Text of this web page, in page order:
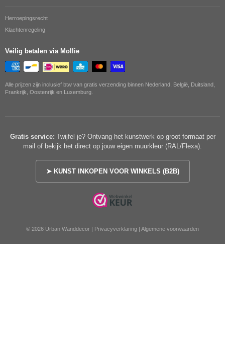
Herroepingsrecht
Klachtenregeling
Veilig betalen via Mollie
Alle prijzen zijn inclusief btw van gratis verzending binnen Nederland, België, Duitsland,
Frankrijk, Oostenrijk en Luxemburg.
Gratis service: Twijfel je? Ontvang het kunstwerk op groot formaat per
mail of bekijk het direct op jouw eigen muurkleur (RAL/Flexa).
➤ KUNST INKOPEN VOOR WINKELS (B2B)
© 2026 Urban Wanddecor | Privacyverklaring | Algemene voorwaarden